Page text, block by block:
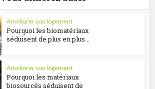
Améliorer son logement
Pourquoi les biomatériaux
séduisent de plus en plus...
Améliorer son logement
Pourquoi les matériaux
biosourcés séduisent de